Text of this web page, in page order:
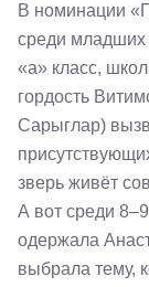
В номинации
среди
«а» класс,
гордость
Сарыглар)
зверь живёт
А вот среди
одержала
выбрала тему,